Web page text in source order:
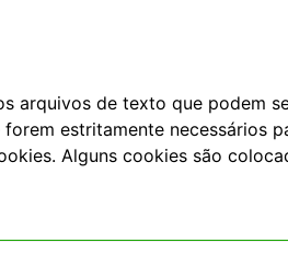
arquivos de texto que podem
estritamente necessários
Alguns cookies são